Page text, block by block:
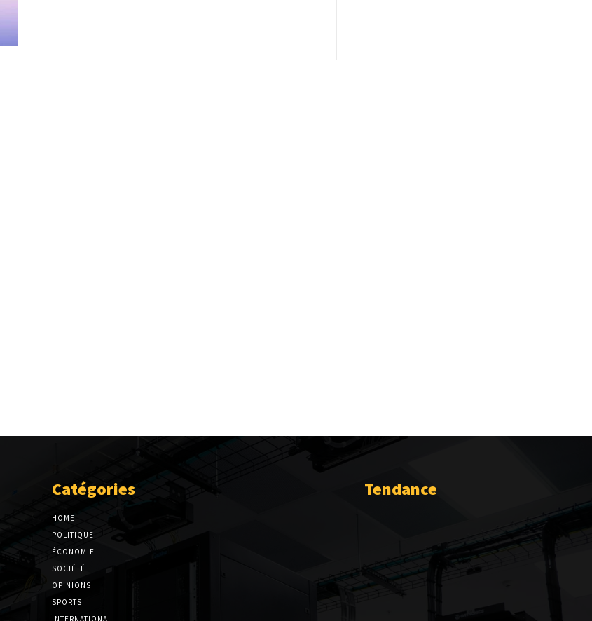
Catégories
HOME
POLITIQUE
ÉCONOMIE
SOCIÉTÉ
OPINIONS
SPORTS
INTERNATIONAL
Tendance